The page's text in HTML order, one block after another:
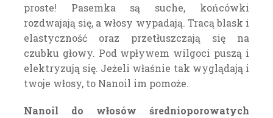
proste! Pasemka są suche, końcówki
rozdwajają się, a włosy wypadają. Tracą blask i
elastyczność oraz przetłuszczają się na
czubku głowy. Pod wpływem wilgoci puszą i
elektryzują się. Jeżeli właśnie tak wyglądają i
twoje włosy, to Nanoil im pomoże.
Nanoil do włosów średnioporowatych